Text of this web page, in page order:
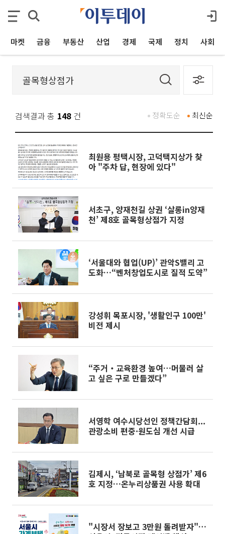
마켓 금융 부동산 산업 경제 국제 정치 사회
검색결과 총 148 건 최신순
정확도순
최원용 평택시장, 고덕택지상가 찾
아 "주차 답, 현장에 있다"
서초구, 양재천길 상권 ‘살롱in양재
천’ 제8호 골목형상점가 지정
‘서울대와 협업(UP)’ 관악S밸리 고
도화…“벤처창업도시로 질적 도약”
강성휘 목포시장, '생활인구 100만'
비전 제시
“주거‧교육환경 높여…머물러 살
고 싶은 구로 만들겠다”
서영학 여수시당선인 정책간담회...
관광소비 편중·원도심 개선 시급
김제시, ‘남북로 골목형 상점가’ 제6
호 지정…온누리상품권 사용 확대
"시장서 장보고 3만원 돌려받자"…